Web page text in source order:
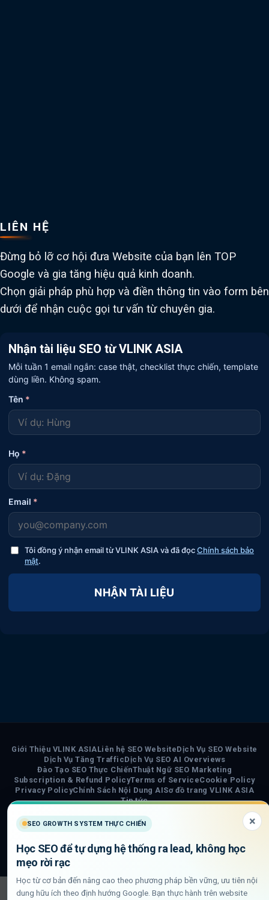
LIÊN HỆ
Đừng bỏ lỡ cơ hội đưa Website của bạn lên TOP
Google và gia tăng hiệu quả kinh doanh.
Chọn giải pháp phù hợp và điền thông tin vào form bên
dưới để nhận cuộc gọi tư vấn từ chuyên gia.
Nhận tài liệu SEO từ VLINK ASIA
Mỗi tuần 1 email ngắn: case thật, checklist thực chiến, template
dùng liền. Không spam.
Tên *
Họ *
Email *
Tôi đồng ý nhận email từ VLINK ASIA và đã đọcChính sách bảo
mật.
NHẬN TÀI LIỆU
Visa PayPal Stripe MasterCard
Cash
Giới Thiệu VLINK ASIALiên hệ SEO WebsiteDịch Vụ SEO Website
Dịch Vụ Tăng TrafficDịch Vụ SEO AI Overviews
Đào Tạo SEO Thực ChiếnThuật Ngữ SEO Marketing
Subscription & Refund PolicyTerms of ServiceCookie Policy
Privacy PolicyChính Sách Nội Dung AISơ đồ trang VLINK ASIA
Tin tức
COPYRIGHT 2026 ©VLINK ASIA
SEO GROWTH SYSTEM THỰC CHIẾN ×
Học SEO để tự dựng hệ thống ra lead, không học
mẹo rời rạc
Học từ cơ bản đến nâng cao theo phương pháp bền vững, ưu tiên nội
dung hữu ích theo định hướng Google. Bạn thực hành trên website